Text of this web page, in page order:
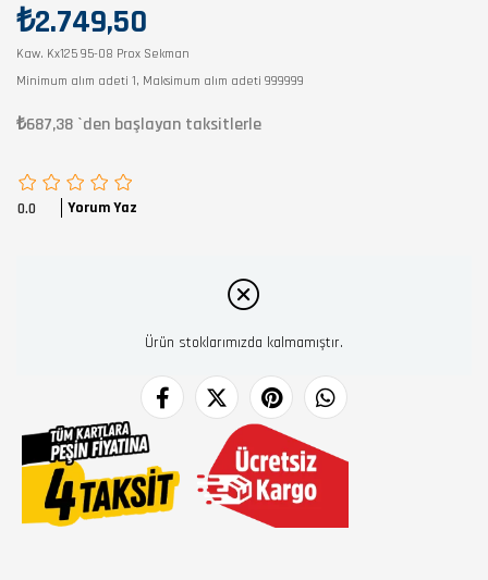
₺2.749,50
Kaw. Kx125 95-08 Prox Sekman
Minimum alım adeti 1, Maksimum alım adeti 999999
₺687,38 `den başlayan taksitlerle
0.0 Yorum Yaz
Ürün stoklarımızda kalmamıştır.